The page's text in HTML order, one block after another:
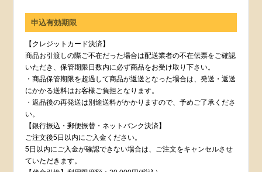
申込有効期限
【クレジットカード決済】
商品お引渡しの際ご不在だった場合は配送業者の不在伝票をご確認
いただき、保管期限日数内に必ず商品をお受け取り下さい。
・商品保管期限を超過して商品が返送となった場合は、発送・返送
にかかる送料はお客様ご負担となります。
・返品後の再発送は別途送料がかかりますので、予めご了承くださ
い。
【銀行振込・郵便振替・ネットバンク決済】
ご注文後5日以内にご入金ください。
5日以内にご入金が確認できない場合は、ご注文をキャンセルさせ
ていただきます。